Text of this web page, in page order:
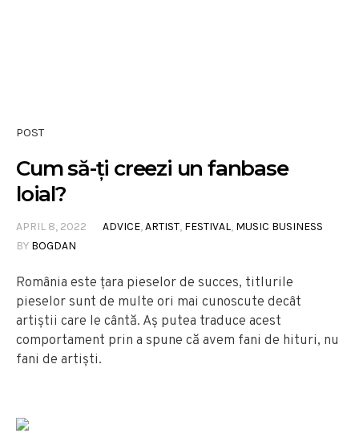
POST
Cum să-ți creezi un fanbase
loial?
APRIL 8, 2022 ADVICE,ARTIST, FESTIVAL, MUSIC BUSINESS
BY BOGDAN
România este țara pieselor de succes, titlurile
pieselor sunt de multe ori mai cunoscute decât
artiștii care le cântă. Aș putea traduce acest
comportament prin a spune că avem fani de hituri, nu
fani de artiști.